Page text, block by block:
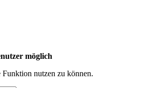
möglich
nutzen zu können.